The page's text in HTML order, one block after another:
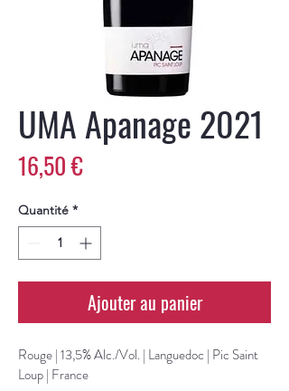
UMA Apanage 2021
16,50 €Prix
Quantité *
Ajouter au panier
Rouge | 13,5% Alc./Vol. | Languedoc | Pic Saint
Loup | France